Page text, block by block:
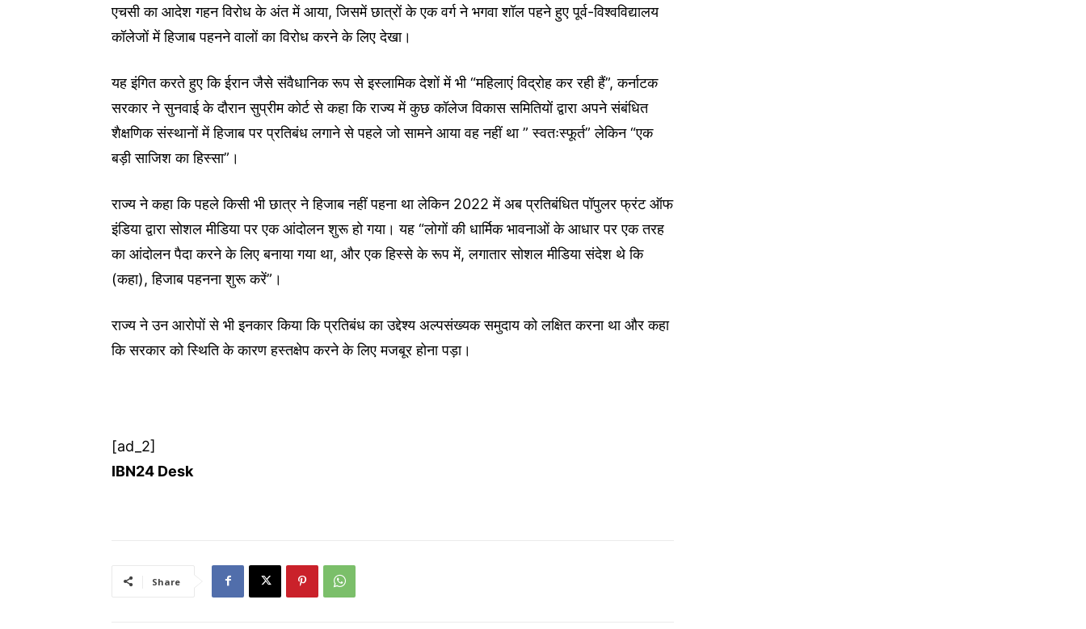
एचसी का आदेश गहन विरोध के अंत में आया, जिसमें छात्रों के एक वर्ग ने भगवा शॉल पहने हुए पूर्व-विश्वविद्यालय
कॉलेजों में हिजाब पहनने वालों का विरोध करने के लिए देखा।
यह इंगित करते हुए कि ईरान जैसे संवैधानिक रूप से इस्लामिक देशों में भी “महिलाएं विद्रोह कर रही हैं”, कर्नाटक
सरकार ने सुनवाई के दौरान सुप्रीम कोर्ट से कहा कि राज्य में कुछ कॉलेज विकास समितियों द्वारा अपने संबंधित
शैक्षणिक संस्थानों में हिजाब पर प्रतिबंध लगाने से पहले जो सामने आया वह नहीं था ” स्वतःस्फूर्त” लेकिन “एक
बड़ी साजिश का हिस्सा”।
राज्य ने कहा कि पहले किसी भी छात्र ने हिजाब नहीं पहना था लेकिन 2022 में अब प्रतिबंधित पॉपुलर फ्रंट ऑफ
इंडिया द्वारा सोशल मीडिया पर एक आंदोलन शुरू हो गया। यह “लोगों की धार्मिक भावनाओं के आधार पर एक तरह
का आंदोलन पैदा करने के लिए बनाया गया था, और एक हिस्से के रूप में, लगातार सोशल मीडिया संदेश थे कि
(कहा), हिजाब पहनना शुरू करें”।
राज्य ने उन आरोपों से भी इनकार किया कि प्रतिबंध का उद्देश्य अल्पसंख्यक समुदाय को लक्षित करना था और कहा
कि सरकार को स्थिति के कारण हस्तक्षेप करने के लिए मजबूर होना पड़ा।
[ad_2]
IBN24 Desk
Share